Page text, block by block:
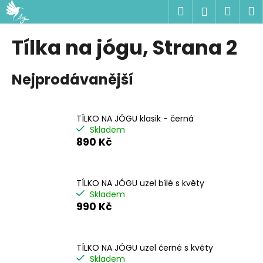
Přejít
na
obsah
Hledat
Tílka na jógu, Strana 2
Nejprodávanější
TÍLKO NA JÓGU klasik - černá
Skladem
890 Kč
TÍLKO NA JÓGU uzel bílé s květy
Skladem
990 Kč
TÍLKO NA JÓGU uzel černé s květy
Skladem
K
o
o